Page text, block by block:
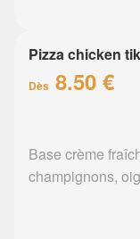
Pizza chicken
Dès 8.50 €
Base crème
champignons,